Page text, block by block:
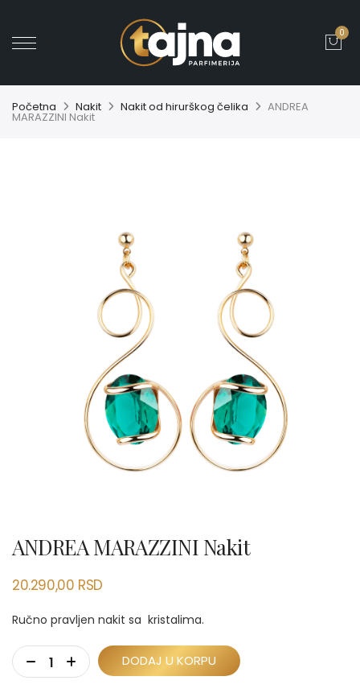
0
Početna Nakit Nakit od hirurškog čelika ANDREA
MARAZZINI Nakit
ANDREA MARAZZINI Nakit
20.290,00 RSD
Ručno pravljen nakit sa kristalima.
DODAJ U KORPU